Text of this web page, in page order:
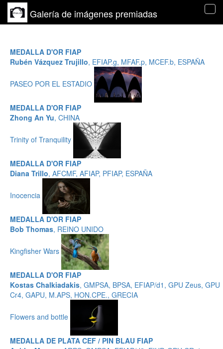
Galería de imágenes premiadas
MEDALLA D'OR FIAP
Rubén Vázquez Trujillo, EFIAP.g, MFAF.p, MCEF.b, ESPAÑA
PASEO POR EL ESTADIO
MEDALLA D'OR FIAP
Zhong An Yu, CHINA
Trinity of Tranquility
MEDALLA D'OR FIAP
Diana Trillo, AFCMF, AFIAP, PFIAP, ESPAÑA
Inocencia
MEDALLA D'OR FIAP
Bob Thomas, REINO UNIDO
Kingfisher Wars
MEDALLA D'OR FIAP
Kostas Chalkiadakis, GMPSA, BPSA, EFIAP/d1, GPU Zeus, GPU
Cr4, GAPU, M.APS, HON.CPE., GRECIA
Flowers and bottle
MEDALLA DE PLATA CEF / PIN BLAU FIAP